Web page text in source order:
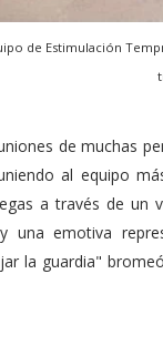
de Estimulación
de muchas
al equipo
a través de un
una emotiva
la guardia"